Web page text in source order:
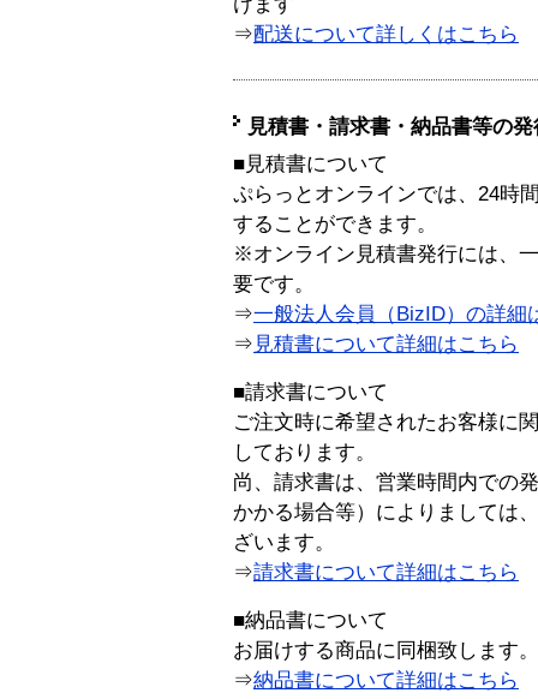
けます
⇒配送について詳しくはこちら
見積書・請求書・納品書等の
■見積書について
ぷらっとオンラインでは、24時
することができます。
※オンライン見積書発行には、
要です。
⇒一般法人会員（BizID）の詳細
⇒ 見積書について詳細はこちら
■請求書について
ご注文時に希望されたお客様に
しております。
尚、請求書は、営業時間内での
かかる場合等）によりましては
ざいます。
⇒請求書について詳細はこちら
■納品書について
お届けする商品に同梱致します。
⇒納品書について詳細はこちら